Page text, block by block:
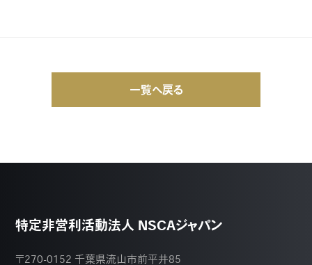
一覧へ戻る
特定非営利活動法人 NSCAジャパン
〒270-0152 千葉県流山市前平井85